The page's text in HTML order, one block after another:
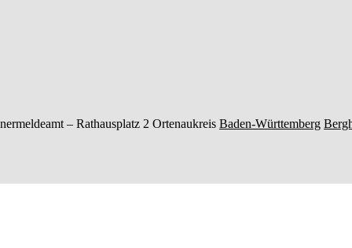
– Rathausplatz 2 Ortenaukreis Baden-Württemberg